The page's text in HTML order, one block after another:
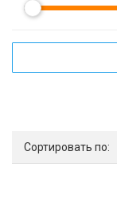
Сортировать по: